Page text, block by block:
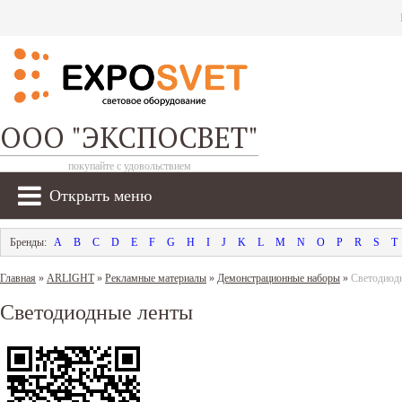
ООО "ЭКСПОСВЕТ"
покупайте с удовольствием
Открыть меню
A B C D E F G H I J K L M N O P R S T
Главная » ARLIGHT» Рекламные материалы » Демонстрационные наборы »
Светодиодные ленты